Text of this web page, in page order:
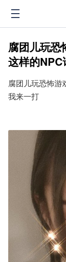
腐团儿玩恐
这样的
腐团儿玩恐怖游
我来一打